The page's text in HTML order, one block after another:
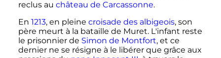
reclus au château de Carcassonne.
En 1213, en pleine croisade des albigeois, son
père meurt à la bataille de Muret. L'infant reste
le prisonnier de Simon de Montfort, et ce
dernier ne se résigne à le libérer que grâce aux